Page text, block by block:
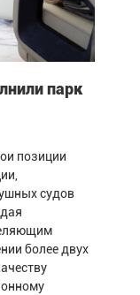
парк
позиции
судов
более двух